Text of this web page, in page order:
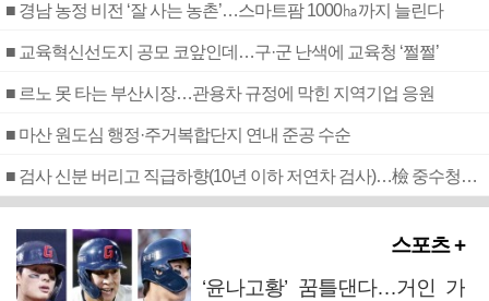
■ 경남 농정 비전 ‘잘 사는 농촌’…스마트팜 1000㏊까지 늘린다
■ 교육혁신선도지 공모 코앞인데…구·군 난색에 교육청 ‘쩔쩔’
■ 르노 못 타는 부산시장…관용차 규정에 막힌 지역기업 응원
■ 마산 원도심 행정·주거복합단지 연내 준공 수순
■ 검사 신분 버리고 직급하향(10년 이하 저연차 검사)…檢 중수청행 기피
스포츠 +
‘윤나고황’ 꿈틀댄다…거인 가